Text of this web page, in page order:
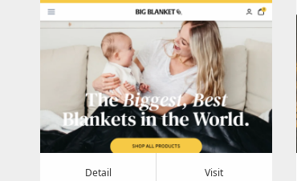
World – Big Blanket Сo®
Update:
2024.04.23
Category: その他
Visit
Detail Visit